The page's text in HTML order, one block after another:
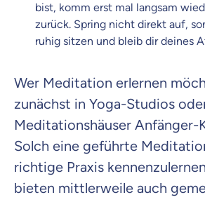
bist, komm erst mal langsam
zurück. Spring nicht direkt auf,
ruhig sitzen und bleib dir deines
Wer Meditation erlernen
zunächst in Yoga-Studios
Meditationshäuser Anfänger-
Solch eine geführte
richtige Praxis
bieten mittlerweile auch